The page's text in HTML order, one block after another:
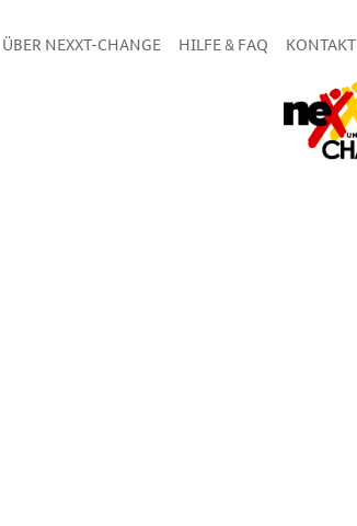
ÜBER NEXXT-CHANGE HILFE & FAQ KONTAKT